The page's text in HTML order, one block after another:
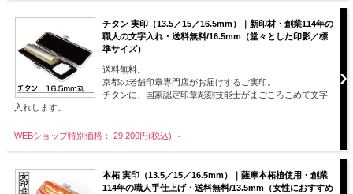
チタン 実印（13.5／15／16.5mm）｜新印材・創業114年の
職人の文字入れ・送料無料/16.5mm（堂々とした印影／標
準サイズ）
送料無料。
京都の老舗印章専門店がお届けするご実印。
チタンに、国家認定印章彫刻技能士がまごころこめて文字
入れします。
WEBショップ特別価格： 29,200円(税込) ～
本柘 実印（13.5／15／16.5mm）｜薩摩本柘植使用・創業
114年の職人手仕上げ・送料無料/13.5mm（女性におすすめ